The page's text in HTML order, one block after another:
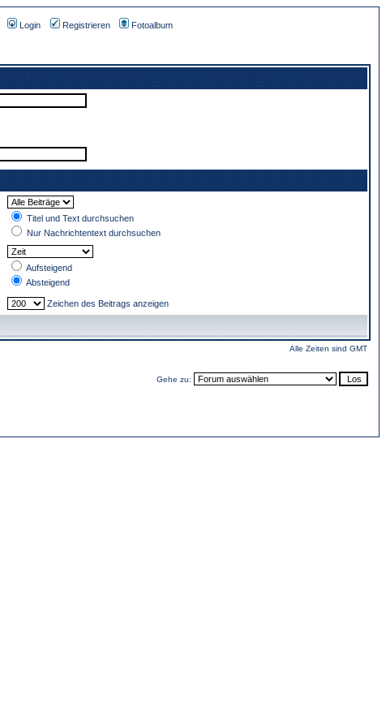
Login Registrieren Fotoalbum
Titel und Text durchsuchen
Nur Nachrichtentext durchsuchen
Aufsteigend
Absteigend
Zeichen des Beitrags anzeigen
Alle Zeiten sind GMT
Gehe zu: